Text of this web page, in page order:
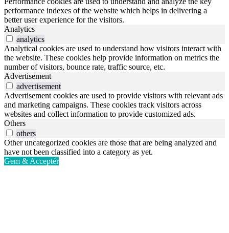
performance indexes of the website which helps in delivering a
better user experience for the visitors.
Analytics
analytics
Analytical cookies are used to understand how visitors interact with
the website. These cookies help provide information on metrics the
number of visitors, bounce rate, traffic source, etc.
Advertisement
advertisement
Advertisement cookies are used to provide visitors with relevant ads
and marketing campaigns. These cookies track visitors across
websites and collect information to provide customized ads.
Others
others
Other uncategorized cookies are those that are being analyzed and
have not been classified into a category as yet.
Gem & Acceptér